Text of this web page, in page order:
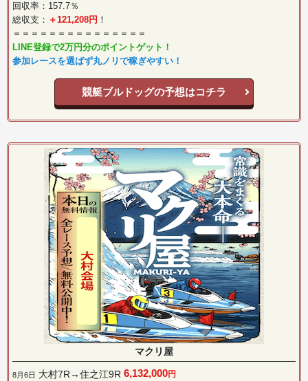
回収率：157.7％
総収支： ＋121,208円 ！
＝＝＝＝＝＝＝＝＝＝＝＝＝＝＝
LINE登録で2万円分のポイントゲット！
参加レースを選ばず丸ノリで稼ぎやすい！
競艇ブルドッグの予想はコチラ
マクリ屋
8月6日 大村7R→住之江9R 6,132,000円